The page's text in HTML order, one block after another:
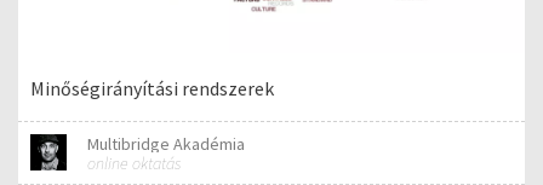
Minőségirányítási rendszerek
Multibridge Akadémia
online oktatás